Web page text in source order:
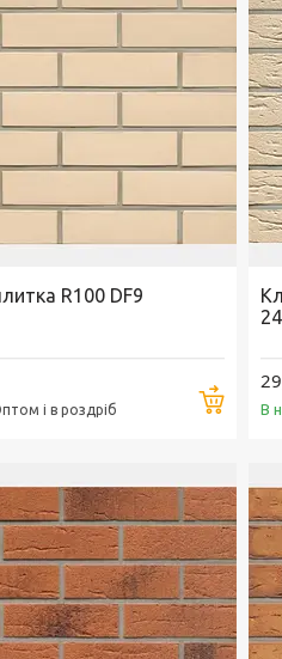
R100 DF9
і в роздріб Купити
В